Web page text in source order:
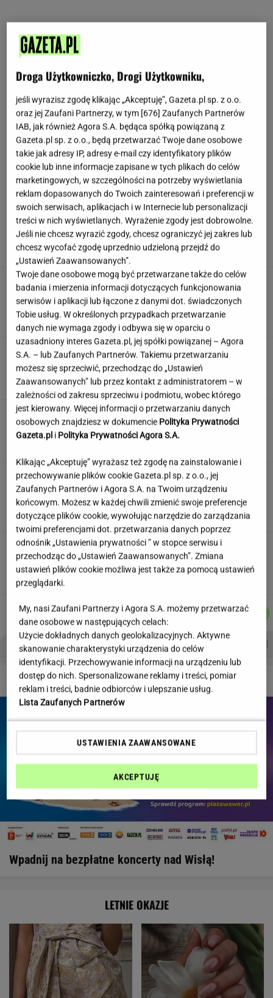
Nowy sojusz na Bliskim Wschodzie. Chcą być
jak NATO
Zamówili produkty za pół
miliona. Ekspert ocenia składniki, które trafią
do kuchni prezydenta
ALEKSANDRA PIETROW
Quiz czytelniczy. Te tytuły powinien znać
każdy wykształcony człowiek!
Nie czekaj, aż będzie za późno. To może
oznaczać, że szkoła przestała służyć dziecku
MATERIAŁ PROMOCYJNY
"Wymieniłam mojego byłego na
jego wujka milionera". Tak wciągają
mikrodramy
SUBSKRYPCJA
Teściowa mówi, że jest mamą jej
dziecka. "Chyba oszaleję"
KLAUDIA KIERZKOWSKA
DZIEJE SIĘ!
Wpadnij na bezpłatne koncerty nad Wisłą!
Autorzy:
MACIEK
KUCHARCZYK
MIŁOSZ
WIATROWSKI-BUJACZ
JUSTYNA
PROBLEMY POLSKICH SIATKARZY ZNAK Z '30' WISŁAWA SZYMBORSKA
LETNIE OKAZJE
Droga Użytkowniczko, Drogi Użytkowniku,
jeśli wyrazisz zgodę klikając „Akceptuję”, Gazeta.pl sp. z o.o.
oraz jej Zaufani Partnerzy, w tym [676] Zaufanych Partnerów
IAB, jak również Agora S.A. będąca spółką powiązaną z
Gazeta.pl sp. z o.o., będą przetwarzać Twoje dane osobowe
takie jak adresy IP, adresy e-mail czy identyfikatory plików
cookie lub inne informacje zapisane w tych plikach do celów
marketingowych, w szczególności na potrzeby wyświetlania
reklam dopasowanych do Twoich zainteresowań i preferencji w
swoich serwisach, aplikacjach i w Internecie lub personalizacji
treści w nich wyświetlanych. Wyrażenie zgody jest dobrowolne.
Jeśli nie chcesz wyrazić zgody, chcesz ograniczyć jej zakres lub
chcesz wycofać zgodę uprzednio udzieloną przejdź do
„Ustawień Zaawansowanych”.
Twoje dane osobowe mogą być przetwarzane także do celów
badania i mierzenia informacji dotyczących funkcjonowania
serwisów i aplikacji lub łączone z danymi dot. świadczonych
Tobie usług. W określonych przypadkach przetwarzanie
danych nie wymaga zgody i odbywa się w oparciu o
uzasadniony interes Gazeta.pl, jej spółki powiązanej – Agora
S.A. – lub Zaufanych Partnerów. Takiemu przetwarzaniu
możesz się sprzeciwić, przechodząc do „Ustawień
Zaawansowanych” lub przez kontakt z administratorem – w
zależności od zakresu sprzeciwu i podmiotu, wobec którego
jest kierowany. Więcej informacji o przetwarzaniu danych
osobowych znajdziesz w dokumencie Polityka Prywatności
Gazeta.pl i Polityka Prywatności Agora S.A.
Klikając „Akceptuję” wyrażasz też zgodę na zainstalowanie i
przechowywanie plików cookie Gazeta.pl sp. z o.o., jej
Zaufanych Partnerów i Agora S.A. na Twoim urządzeniu
końcowym. Możesz w każdej chwili zmienić swoje preferencje
dotyczące plików cookie, wywołując narzędzie do zarządzania
twoimi preferencjami dot. przetwarzania danych poprzez
odnośnik „Ustawienia prywatności ” w stopce serwisu i
przechodząc do „Ustawień Zaawansowanych”. Zmiana
ustawień plików cookie możliwa jest także za pomocą ustawień
przeglądarki.
My, nasi Zaufani Partnerzy i Agora S.A. możemy przetwarzać
dane osobowe w następujących celach:
Użycie dokładnych danych geolokalizacyjnych. Aktywne
skanowanie charakterystyki urządzenia do celów
identyfikacji. Przechowywanie informacji na urządzeniu lub
dostęp do nich. Spersonalizowane reklamy i treści, pomiar
reklam i treści, badnie odbiorców i ulepszanie usług.
Lista Zaufanych Partnerów
USTAWIENIA ZAAWANSOWANE
AKCEPTUJĘ